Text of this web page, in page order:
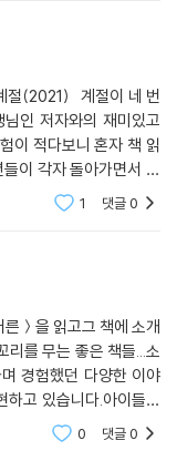
보는 주위의 시선이
소년원이나 교도소로
가을, 겨울을 소년들과
필요한 사람이자 의미
고정관념을 재확인한
진 소년들의 존재가 현
의 영혼에 대해 고민한
단한 삶을 불쌍하게 여
어떤 범죄를 저질렀
가지의 다른 모순된 마음
곳에는 ‘어떤 부류의 마
중하, 혹은 미추를 나
인 저자와의 재미있고
이 적다보니 혼자 책 읽
이 각자 돌아가면서 책
자가 소년들에게서 발
1 댓글0
＞을 읽고그 책에 소개
리를 무는 좋은 책들...소
경험했던 다양한 이야
고 있습니다.아이들을
습니다.감동이고, 도전
0 댓글0